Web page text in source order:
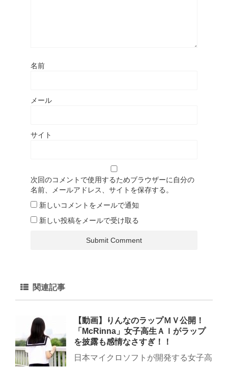
名前
メール
サイト
次回のコメントで使用するためブラウザーに自分の
名前、メールアドレス、サイトを保存する。
新しいコメントをメールで通知
新しい投稿をメールで受け取る
関連記事
【動画】りんなのラップＭＶ公開！
「McRinna」女子高生ＡＩがラップ
を披露も感情なさすぎ！！
日本マイクロソフトが開発する女子高